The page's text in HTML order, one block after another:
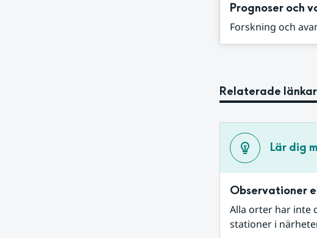
Prognoser och
Forskning och
Relaterade länkar
Lär dig
Observationer
Alla orter har inte
stationer i